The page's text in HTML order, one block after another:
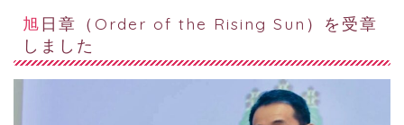
旭日章（Order of the Rising Sun）を受章
しました